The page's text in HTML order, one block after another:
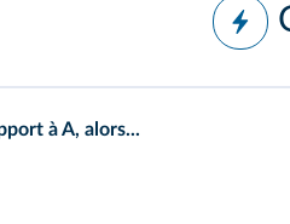
à A, alors...